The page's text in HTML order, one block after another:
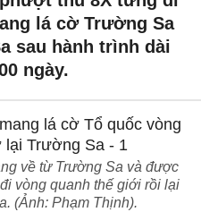
lá cờ Trường Sa
sau hành trình dài
ngày.
về từ Trường Sa và được
vòng quanh thế giới rồi lại
(Ảnh: Phạm Thịnh).